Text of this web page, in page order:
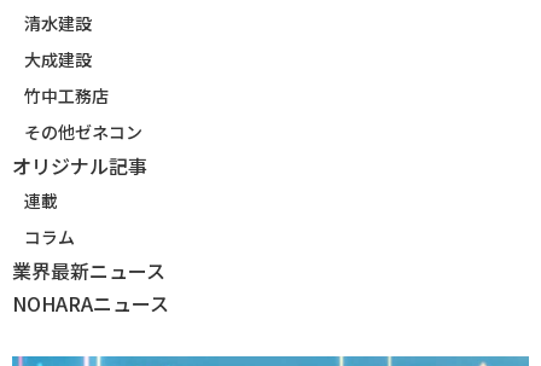
清水建設
大成建設
竹中工務店
その他ゼネコン
オリジナル記事
連載
コラム
業界最新ニュース
NOHARAニュース